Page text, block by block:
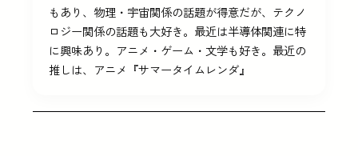
もあり、物理・宇宙関係の話題が得意だが、テクノ
ロジー関係の話題も大好き。最近は半導体関連に特
に興味あり。アニメ・ゲーム・文学も好き。最近の
推しは、アニメ『サマータイムレンダ』